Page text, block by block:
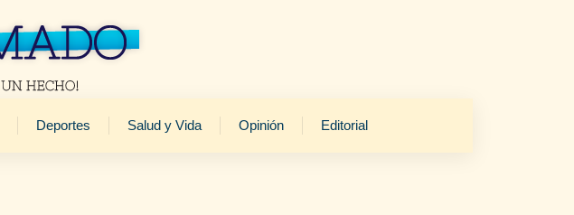
Deportes Salud y Vida Opinión Editorial